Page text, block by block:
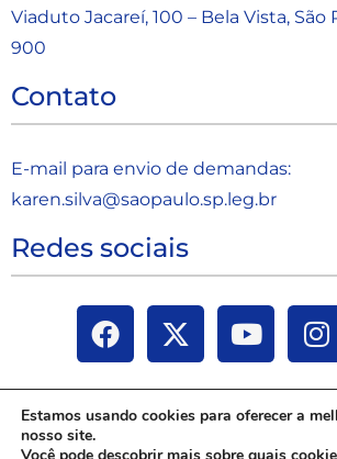
Viaduto Jacareí, 100 – Bela Vista, São
900
Contato
E-mail para envio de demandas:
karen.silva@saopaulo.sp.leg.br
Redes sociais
Estamos usando cookies para oferecer a
nosso site.